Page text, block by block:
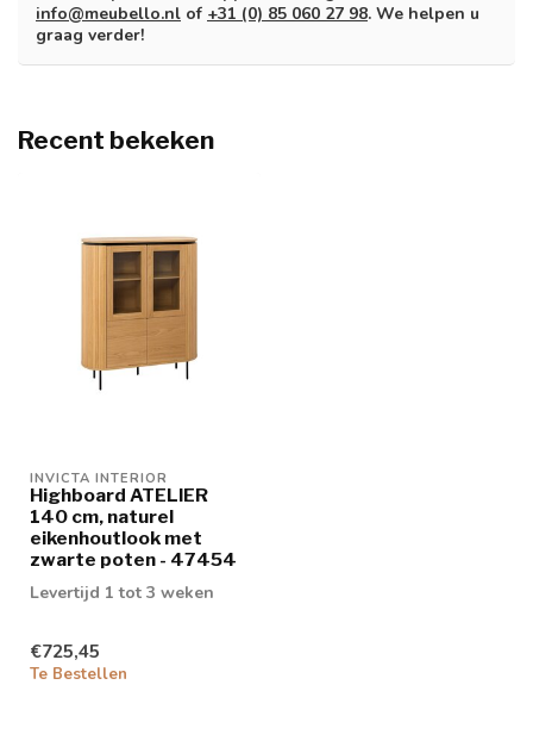
info@meubello.nl of +31 (0) 85 060 27 98. We helpen u
graag verder!
Recent bekeken
INVICTA INTERIOR
Highboard ATELIER
140 cm, naturel
eikenhoutlook met
zwarte poten - 47454
Levertijd 1 tot 3 weken
€725,45
Te Bestellen